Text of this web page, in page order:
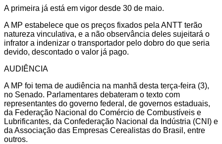
A primeira já está em vigor desde 30 de maio.
A MP estabelece que os preços fixados pela ANTT terão
natureza vinculativa, e a não observância deles sujeitará o
infrator a indenizar o transportador pelo dobro do que seria
devido, descontado o valor já pago.
AUDIÊNCIA
A MP foi tema de audiência na manhã desta terça-feira (3),
no Senado. Parlamentares debateram o texto com
representantes do governo federal, de governos estaduais,
da Federação Nacional do Comércio de Combustíveis e
Lubrificantes, da Confederação Nacional da Indústria (CNI) e
da Associação das Empresas Cerealistas do Brasil, entre
outros.